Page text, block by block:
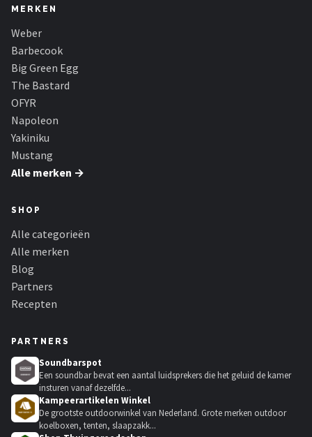
MERKEN
Weber
Barbecook
Big Green Egg
The Bastard
OFYR
Napoleon
Yakiniku
Mustang
Alle merken →
SHOP
Alle categorieën
Alle merken
Blog
Partners
Recepten
PARTNERS
Soundbarspot
Een soundbar bevat een aantal luidsprekers die het geluid de kamer
insturen vanaf dezelfde...
Kampeerartikelen Winkel
De grootste outdoorwinkel van Nederland. Grote merken outdoor
koelboxen, tenten, slaapzakk...